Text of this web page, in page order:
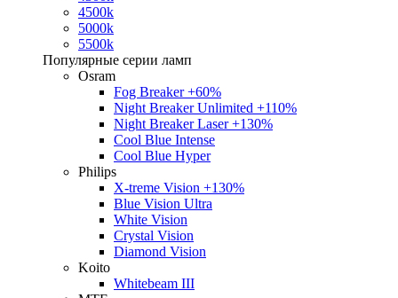
4500k
5000k
5500k
Популярные серии ламп
Osram
Fog Breaker +60%
Night Breaker Unlimited +110%
Night Breaker Laser +130%
Cool Blue Intense
Cool Blue Hyper
Philips
X-treme Vision +130%
Blue Vision Ultra
White Vision
Crystal Vision
Diamond Vision
Koito
Whitebeam III